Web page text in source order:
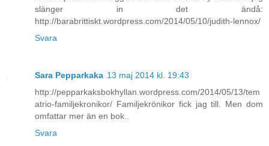
slänger in det ändå:
http://barabrittiskt.wordpress.com/2014/05/10/judith-lennox/
Svara
Sara Pepparkaka 13 maj 2014 kl. 19:43
http://pepparkaksbokhyllan.wordpress.com/2014/05/13/tem
atrio-familjekronikor/ Familjekrönikor fick jag till. Men dom
omfattar mer än en bok..
Svara